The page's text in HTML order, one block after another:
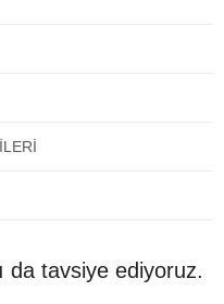
yeterlidir. Yazılı not bırakma
siparişiniz kapınıza gelecektir.
da tavsiye ediyoruz.